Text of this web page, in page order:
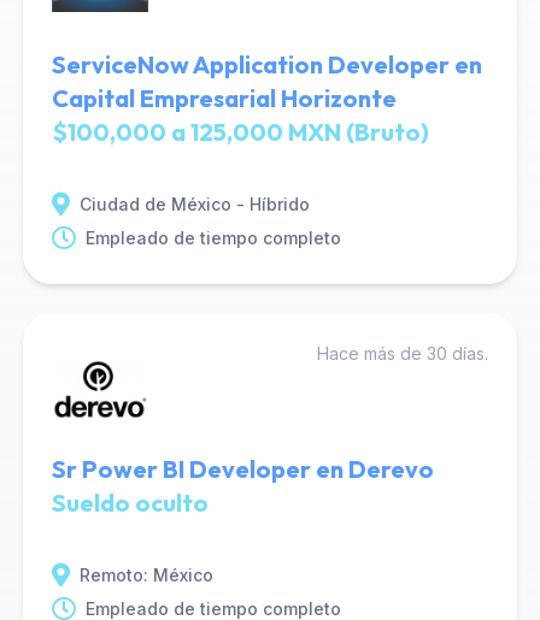
ServiceNow Application Developer en
Capital Empresarial Horizonte
$100,000 a 125,000 MXN (Bruto)
Ciudad de México - Híbrido
Empleado de tiempo completo
Hace más de 30 días.
Sr Power BI Developer en Derevo
Sueldo oculto
Remoto: México
Empleado de tiempo completo